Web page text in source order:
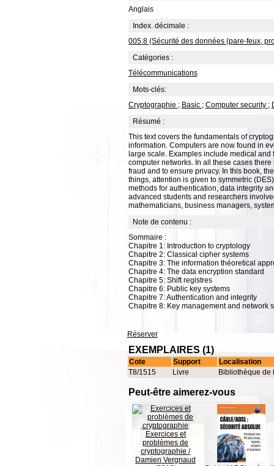
Anglais
Index. décimale :
005.8 (Sécurité des données (pare-feux,
Catégories :
Télécommunications
Mots-clés:
Cryptographie ; Basic ; Computer security ;
Résumé :
This text covers the fundamentals of
information. Computers are now found in
large scale. Examples include medical
computer networks. In all these cases
fraud and to ensure privacy. In this book,
things, attention is given to symmetric
methods for authentication, data integrity
advanced students and researchers
mathematicians, business managers,
Note de contenu :
Sommaire :
Chapitre 1: Introduction to cryptology
Chapitre 2: Classical cipher systems
Chapitre 3: The information théoretical
Chapitre 4: The data encryption standard
Chapitre 5: Shift registres
Chapitre 6: Public key systems
Chapitre 7: Authentication and integrity
Chapitre 8: Key management and network
Réserver
EXEMPLAIRES (1)
Cote Support
Localisation
T8/1515
Livre Bibliothèque de
Peut-être aimerez-vous
Exercices et
problèmes de
cryptographie /
Damien Vergnaud